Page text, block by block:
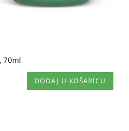
70ml
DODAJ U KOŠARICU